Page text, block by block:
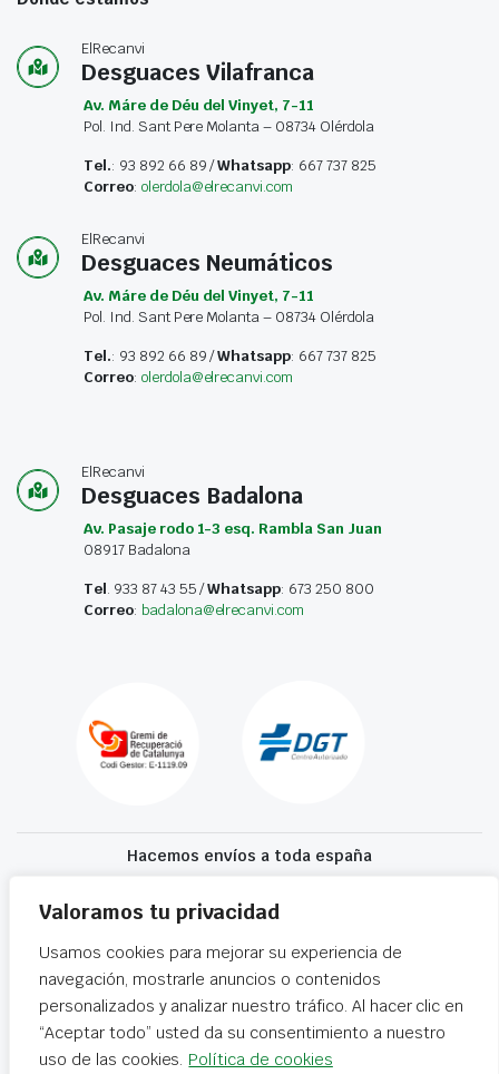
Valoramos tu privacidad
Usamos cookies para mejorar su experiencia de
navegación, mostrarle anuncios o contenidos
personalizados y analizar nuestro tráfico. Al hacer clic en
“Aceptar todo” usted da su consentimiento a nuestro
uso de las cookies. Política de cookies
ElRecanvi
Desguaces Vilafranca
Av. Máre de Déu del Vinyet, 7-11
Pol. Ind. Sant Pere Molanta – 08734 Olérdola
Tel.: 93 892 66 89 /Whatsapp: 667 737 825
Correo: olerdola@elrecanvi.com
ElRecanvi
Desguaces Neumáticos
Av. Máre de Déu del Vinyet, 7-11
Pol. Ind. Sant Pere Molanta – 08734 Olérdola
Tel.: 93 892 66 89 /Whatsapp: 667 737 825
Correo: olerdola@elrecanvi.com
ElRecanvi
Desguaces Badalona
Av. Pasaje rodo 1-3 esq. Rambla San Juan
08917 Badalona
Tel. 933 87 43 55 /Whatsapp: 673 250 800
Correo: badalona@elrecanvi.com
Hacemos envíos a toda españa
Recibe tu recambio en 24-72 horas
Desguaces El Recanvi 2026 ©Condiciones generales·Declaración de